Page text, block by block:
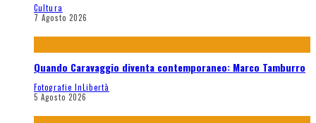
Cultura
7 Agosto 2026
Quando Caravaggio diventa contemporaneo: Marco Tamburro
Fotografie InLibertà
5 Agosto 2026